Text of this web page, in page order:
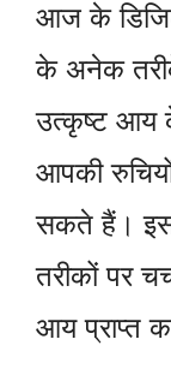
आज के
के अनेक
उत्कृष्ट आय
आपकी
सकते हैं।
तरीकों पर
आय प्राप्त